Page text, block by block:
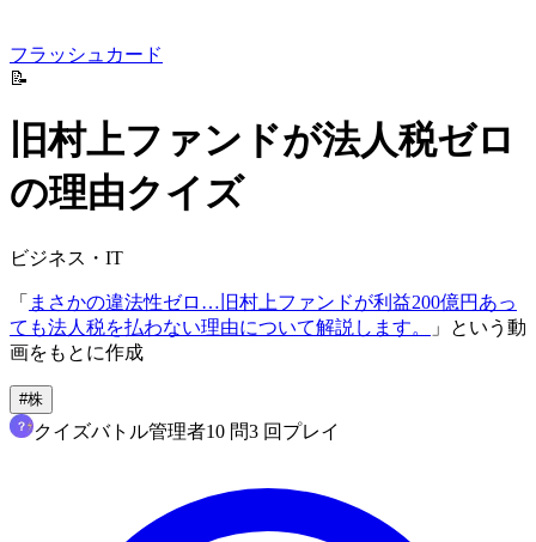
フラッシュカード
📝
旧村上ファンドが法人税ゼロ
の理由クイズ
ビジネス・IT
「 まさかの違法性ゼロ…旧村上ファンドが利益200億円あっ
ても法人税を払わない理由について解説します。
」という動
画をもとに作成
#株
クイズバトル管理者10 問3 回プレイ